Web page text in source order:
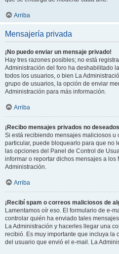
Arriba
Mensajería privada
¡No puedo enviar un mensaje privado!
Hay tres razones posibles; no está
Administración del foro ha deshabilitado
todos los usuarios, o bien La
grupo de usuarios, la opción de enviar
Administración para más información.
Arriba
¡Recibo mensajes privados no
Si está recibiendo mensajes maliciosos u
particular, puede bloquearlo para que no
las opciones del Panel de Control de
informar o reportar dichos mensajes a
Administración.
Arriba
¡Recibí spam o correos maliciosos de
Lamentamos oír eso. El formulario de e-
controlar quién ha enviado tales
La Administración y hacerles llegar una
recibió. Es muy importante que incluya la
del usuario que envió el e-mail. La